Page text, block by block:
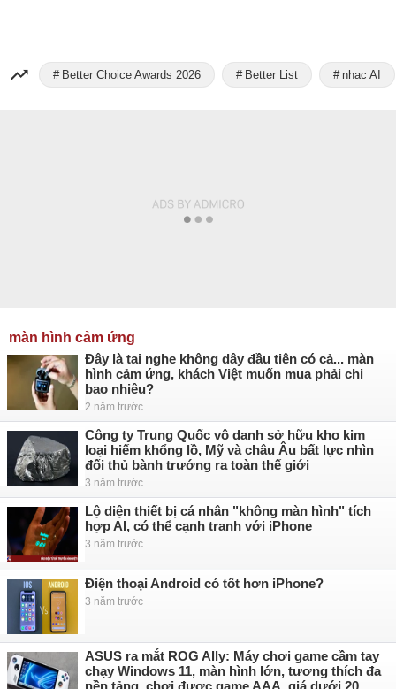
Better Choice Awards 2026 Better List nhạc AI
màn hình cảm ứng
Đây là tai nghe không dây đầu tiên có cả... màn
hình cảm ứng, khách Việt muốn mua phải chi
bao nhiêu?
2 năm trước
Công ty Trung Quốc vô danh sở hữu kho kim
loại hiếm khổng lồ, Mỹ và châu Âu bất lực nhìn
đối thủ bành trướng ra toàn thế giới
3 năm trước
Lộ diện thiết bị cá nhân "không màn hình" tích
hợp AI, có thể cạnh tranh với iPhone
3 năm trước
Điện thoại Android có tốt hơn iPhone?
3 năm trước
ASUS ra mắt ROG Ally: Máy chơi game cầm tay
chạy Windows 11, màn hình lớn, tương thích đa
nền tảng, chơi được game AAA, giá dưới 20